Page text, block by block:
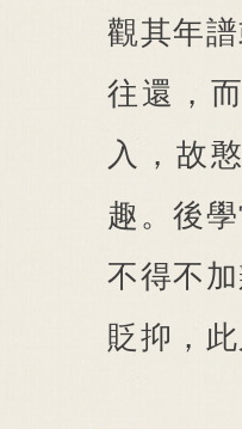
觀其年
往還，
入，故
趣。後
不得不
貶抑，